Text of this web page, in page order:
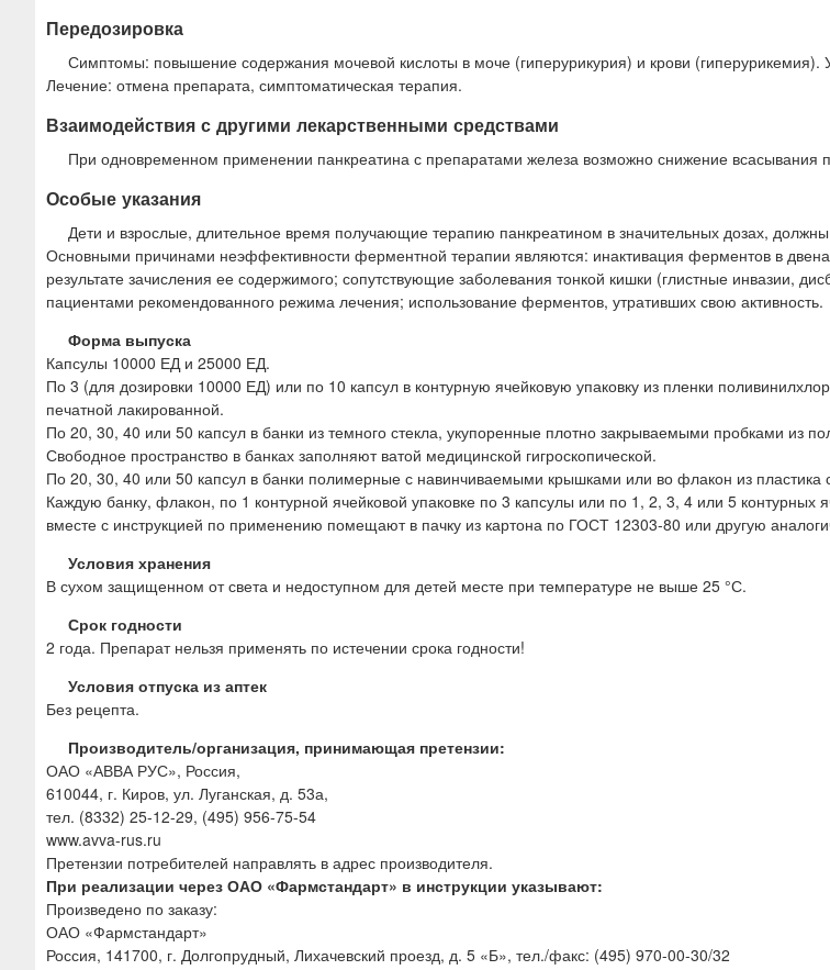
Передозировка
Симптомы: повышение содержания мочевой кислоты в моче (гиперурикурия) и крови
Лечение: отмена препарата, симптоматическая терапия.
Взаимодействия с другими лекарственными средствами
При одновременном применении панкреатина с препаратами железа возможно снижение всасывания
Особые указания
Дети и взрослые, длительное время получающие терапию панкреатином в значительных дозах,
Основными причинами неэффективности ферментной терапии являются: инактивация ферментов в
результате зачисления ее содержимого; сопутствующие заболевания тонкой кишки (глистные инвазии,
пациентами рекомендованного режима лечения; использование ферментов, утративших свою активность.
Форма выпуска
Капсулы 10000 ЕД и 25000 ЕД.
По 3 (для дозировки 10000 ЕД) или по 10 капсул в контурную ячейковую упаковку из пленки
печатной лакированной.
По 20, 30, 40 или 50 капсул в банки из темного стекла, укупоренные плотно закрываемыми пробками из
Свободное пространство в банках заполняют ватой медицинской гигроскопической.
По 20, 30, 40 или 50 капсул в банки полимерные с навинчиваемыми крышками или во флакон из пластика
Каждую банку, флакон, по 1 контурной ячейковой упаковке по 3 капсулы или по 1, 2, 3, 4 или 5 контурных
вместе с инструкцией по применению помещают в пачку из картона по ГОСТ 12303-80 или другую
Условия хранения
В сухом защищенном от света и недоступном для детей месте при температуре не выше 25 °С.
Срок годности
2 года. Препарат нельзя применять по истечении срока годности!
Условия отпуска из аптек
Без рецепта.
Производитель/организация, принимающая претензии:
ОАО «АВВА РУС», Россия,
610044, г. Киров, ул. Луганская, д. 53а,
тел. (8332) 25-12-29, (495) 956-75-54
www.avva-rus.ru
Претензии потребителей направлять в адрес производителя.
При реализации через ОАО «Фармстандарт» в инструкции указывают:
Произведено по заказу:
ОАО «Фармстандарт»
Россия, 141700, г. Долгопрудный, Лихачевский проезд, д. 5 «Б», тел./факс: (495) 970-00-30/32